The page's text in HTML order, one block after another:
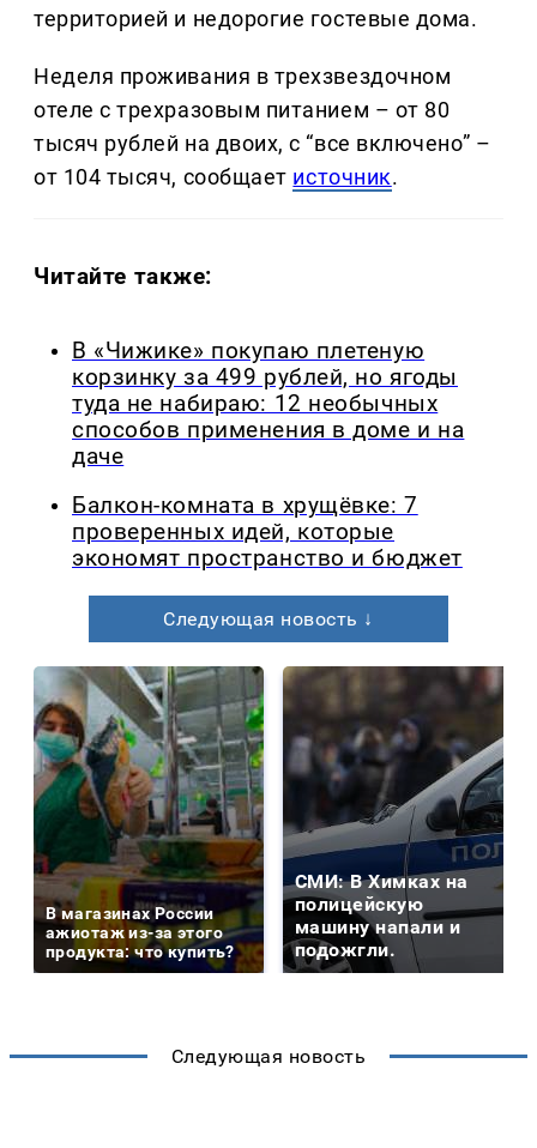
территорией и недорогие гостевые дома.
Неделя проживания в трехзвездочном
отеле с трехразовым питанием – от 80
тысяч рублей на двоих, с “все включено” –
от 104 тысяч, сообщает источник.
Читайте также:
В «Чижике» покупаю плетеную
корзинку за 499 рублей, но ягоды
туда не набираю: 12 необычных
способов применения в доме и на
даче
Балкон-комната в хрущёвке: 7
проверенных идей, которые
экономят пространство и бюджет
Следующая новость ↓
В магазинах России
ажиотаж из-за этого
продукта: что купить?
СМИ: В Химках на
полицейскую
машину напали и
подожгли.
Следующая новость